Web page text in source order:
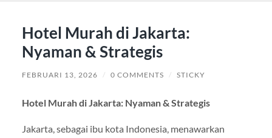
Hotel Murah di Jakarta:
Nyaman & Strategis
FEBRUARI 13, 2026 / 0 COMMENTS / STICKY
Hotel Murah di Jakarta: Nyaman & Strategis
Jakarta, sebagai ibu kota Indonesia, menawarkan